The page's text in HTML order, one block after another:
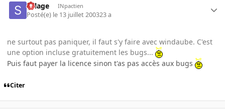
Sillage INpactien
Posté(e) le 13 juillet 200323 a
ne surtout pas paniquer, il faut s'y faire avec windaube. C'est
une option incluse gratuitement les bugs...
Puis faut payer la licence sinon t'as pas accès aux bugs
Citer